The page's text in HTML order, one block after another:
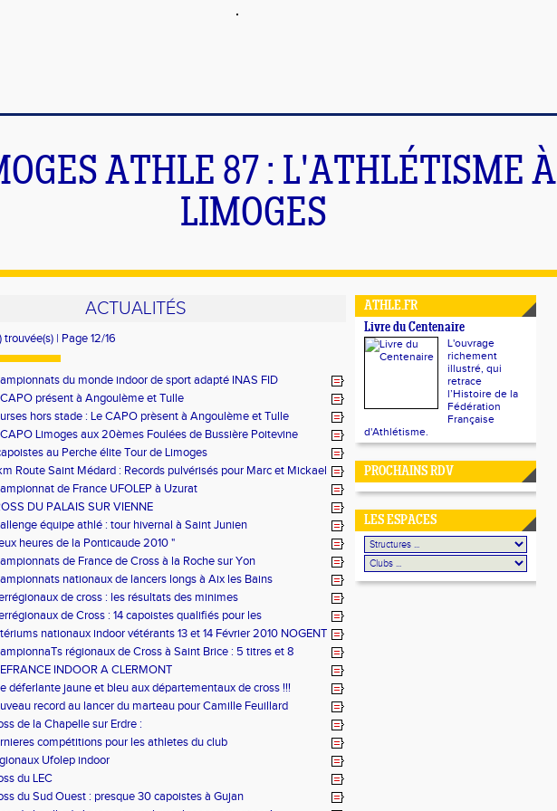
ATHLE 87 : L'ATHLÉTISME À
LIMOGES
ACTUALITÉS
| Page 12/16
du monde indoor de sport adapté INAS FID
présent à Angoulème et Tulle
hors stade : Le CAPO prèsent à Angoulème et Tulle
Limoges aux 20èmes Foulées de Bussière Poitevine
au Perche élite Tour de Limoges
Route Saint Médard : Records pulvérisés pour Marc et Mickael
de France UFOLEP à Uzurat
DU PALAIS SUR VIENNE
équipe athlé : tour hivernal à Saint Junien
heures de la Ponticaude 2010 "
de France de Cross à la Roche sur Yon
nationaux de lancers longs à Aix les Bains
de cross : les résultats des minimes
de Cross : 14 capoistes qualifiés pour les
de France !
nationaux indoor vétérants 13 et 14 Février 2010 NOGENT
OISE
régionaux de Cross à Saint Brice : 5 titres et 8
pour le CAPO !
INDOOR A CLERMONT
déferlante jaune et bleu aux départementaux de cross !!!
record au lancer du marteau pour Camille Feuillard
de la Chapelle sur Erdre :
compétitions pour les athletes du club
Ufolep indoor
du LEC
du Sud Ouest : presque 30 capoistes à Gujan
ATHLE.FR
Livre du Centenaire
L'ouvrage
richement
illustré, qui
retrace
l’Histoire de la
Fédération
Française
d'Athlétisme.
PROCHAINS RDV
LES ESPACES